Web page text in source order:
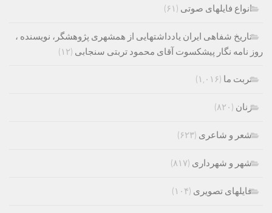
انواع فایلهای صوتی (۶۱)
تاریخ شفاهی ایران یادداشتهایی از همشهری پژوهشگر، نویسنده ،
روز نامه نگار پیشکسوت آقای محمود تربتی سنجابی (۱۲)
تربت ما (۱,۰۱۶)
زنان (۸۲۰)
شعر و شاعری (۶۲۳)
شهر و شهرداری (۸۱۷)
فایلهای تصویری (۱۰۴)